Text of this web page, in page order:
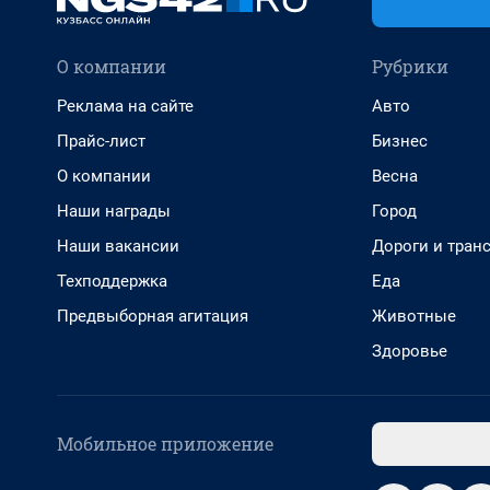
О компании
Реклама на сайте
Прайс-лист
О компании
Наши награды
Наши вакансии
Техподдержка
Предвыборная агитация
Рубрики
Авто
Бизнес
Весна
Город
Дороги и
Еда
Животные
Здоровье
Мобильное приложение